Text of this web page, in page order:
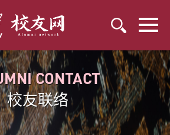
CONTACT
校友联络